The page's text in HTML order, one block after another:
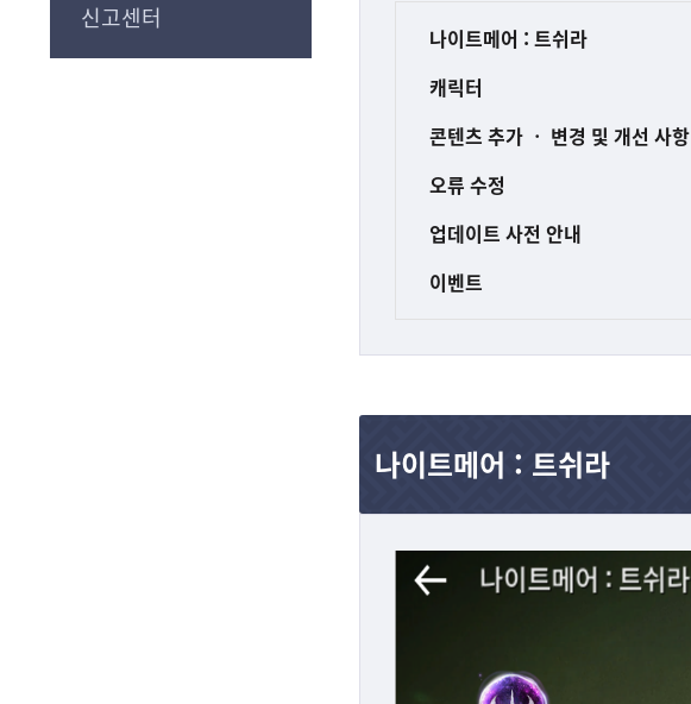
신고센터
나이트메어 : 트쉬라
캐릭터
콘텐츠 추가 ㆍ 변경 및 개선 사항
오류 수정
업데이트 사전 안내
이벤트
나이트메어 : 트쉬라